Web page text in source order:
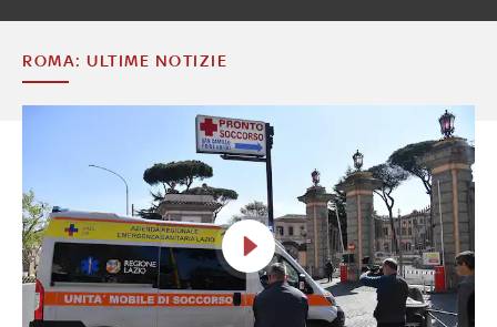
ROMA: ULTIME NOTIZIE